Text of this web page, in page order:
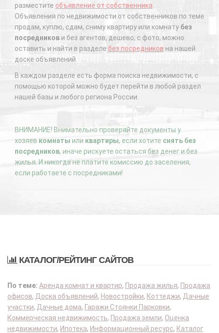
разместите объявление от собственника.
Объявления по недвижимости от собственников по теме
продам, куплю, сдам, сниму квартиру или комнату без
посредников и без агентов, дешево, с фото, можно
оставить и найти в разделе без посредников на нашей
доске объявлений.
В каждом разделе есть форма поиска недвижимости, с
помощью которой можно будет перейти в любой раздел
нашей базы и любого региона России.
ВНИМАНИЕ! Внимательно проверяйте документы у
хозяев комнаты или квартиры, если хотите снять без
посредников, иначе рискуете остаться без денег и без
жилья. И никогда не платите комиссию до заселения,
если работаете с посредниками!
КАТАЛОГ/РЕЙТИНГ САЙТОВ
По теме: Аренда комнат и квартир, Продажа жилья, Продажа
офисов, Доска объявлений, Новостройки, Коттеджи, Дачные
участки, Дачные дома, Гаражи Стоянки Парковки,
Коммерческая недвижимость, Продажа земли, Оценка
недвижимости, Ипотека, Информационный ресурс, Каталог